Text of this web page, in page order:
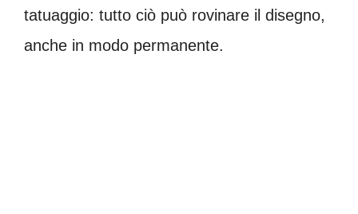
tatuaggio: tutto ciò può rovinare il disegno,
anche in modo permanente.